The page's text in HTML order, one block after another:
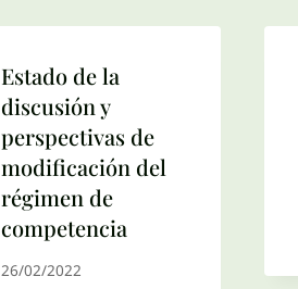
Estado de la
discusión y
perspectivas de
modificación del
régimen de
competencia
26/02/2022